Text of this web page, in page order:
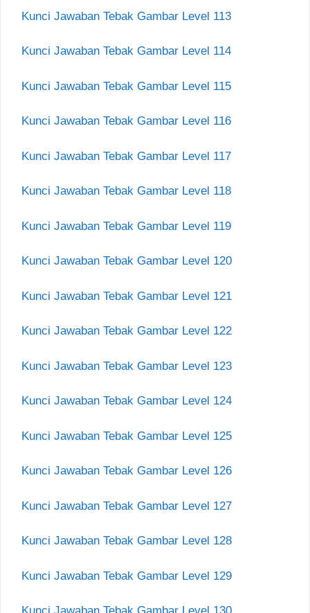
Kunci Jawaban Tebak Gambar Level 113
Kunci Jawaban Tebak Gambar Level 114
Kunci Jawaban Tebak Gambar Level 115
Kunci Jawaban Tebak Gambar Level 116
Kunci Jawaban Tebak Gambar Level 117
Kunci Jawaban Tebak Gambar Level 118
Kunci Jawaban Tebak Gambar Level 119
Kunci Jawaban Tebak Gambar Level 120
Kunci Jawaban Tebak Gambar Level 121
Kunci Jawaban Tebak Gambar Level 122
Kunci Jawaban Tebak Gambar Level 123
Kunci Jawaban Tebak Gambar Level 124
Kunci Jawaban Tebak Gambar Level 125
Kunci Jawaban Tebak Gambar Level 126
Kunci Jawaban Tebak Gambar Level 127
Kunci Jawaban Tebak Gambar Level 128
Kunci Jawaban Tebak Gambar Level 129